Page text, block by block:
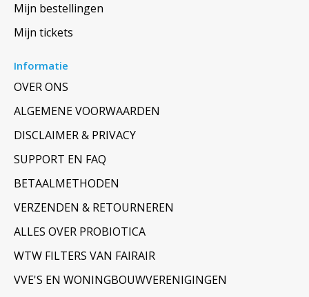
Mijn bestellingen
Mijn tickets
Informatie
OVER ONS
ALGEMENE VOORWAARDEN
DISCLAIMER & PRIVACY
SUPPORT EN FAQ
BETAALMETHODEN
VERZENDEN & RETOURNEREN
ALLES OVER PROBIOTICA
WTW FILTERS VAN FAIRAIR
VVE'S EN WONINGBOUWVERENIGINGEN